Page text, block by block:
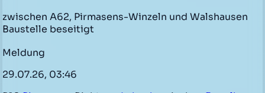
zwischen A62, Pirmasens-Winzeln und Walshausen
Baustelle beseitigt
Meldung
29.07.26, 03:46